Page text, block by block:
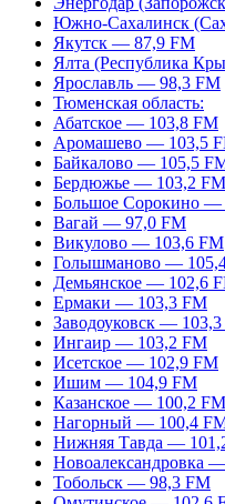
Южно-Сахалинск
Якутск — 87,9 FM
Ялта (Республика
Ярославль — 98,3 FM
Тюменская область:
Абатское — 103,8 FM
Аромашево — 103,5
Байкалово — 105,5
Бердюжье — 103,2 FM
Большое Сорокино —
Вагай — 97,0 FM
Викулово — 103,6 FM
Голышманово —
Демьянское — 102,6
Ермаки — 103,3 FM
Заводоуковск —
Ингаир — 103,2 FM
Исетское — 102,9 FM
Ишим — 104,9 FM
Казанское — 100,2 FM
Нагорный — 100,4
Нижняя Тавда —
Новоалександровка
Тобольск — 98,3 FM